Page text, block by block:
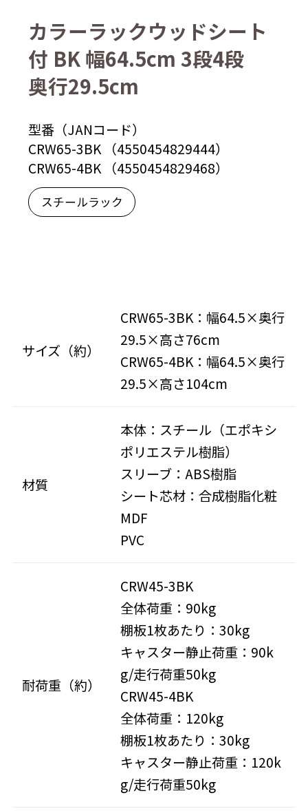
カラーラックウッドシート
付 BK 幅64.5cm 3段4段
奥行29.5cm
型番（JANコード）
CRW65-3BK （4550454829444）
CRW65-4BK （4550454829468）
スチールラック
サイズ（約）
CRW65-3BK：幅64.5×奥行
29.5×高さ76cm
CRW65-4BK：幅64.5×奥行
29.5×高さ104cm
材質
本体：スチール（エポキシ
ポリエステル樹脂）
スリーブ：ABS樹脂
シート芯材：合成樹脂化粧
MDF
PVC
耐荷重（約）
CRW45-3BK
全体荷重：90kg
棚板1枚あたり：30kg
キャスター静止荷重：90k
g/走行荷重50kg
CRW45-4BK
全体荷重：120kg
棚板1枚あたり：30kg
キャスター静止荷重：120k
g/走行荷重50kg